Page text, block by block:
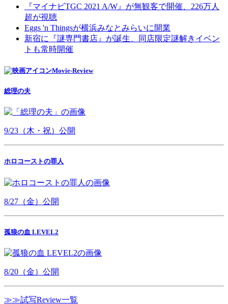
『マイナビTGC 2021 A/W』が無観客で開催、226万人
超が視聴
Eggs 'n Thingsが横浜みなとみらいに開業
新宿に『謎専門書店』が誕生、同店限定謎解きイベン
トも常時開催
Movie-Review
総理の夫
9/23（木・祝）公開
ホロコーストの罪人
8/27（金）公開
孤狼の血 LEVEL2
8/20（金）公開
≫≫試写Review一覧